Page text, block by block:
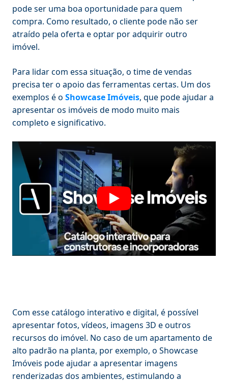
pode ser uma boa oportunidade para quem
compra. Como resultado, o cliente pode não ser
atraído pela oferta e optar por adquirir outro
imóvel.
Para lidar com essa situação, o time de vendas
precisa ter o apoio das ferramentas certas. Um dos
exemplos é o Showcase Imóveis, que pode ajudar a
apresentar os imóveis de modo muito mais
completo e significativo.
Com esse catálogo interativo e digital, é possível
apresentar fotos, vídeos, imagens 3D e outros
recursos do imóvel. No caso de um apartamento de
alto padrão na planta, por exemplo, o Showcase
Imóveis pode ajudar a apresentar imagens
renderizadas dos ambientes, estimulando a